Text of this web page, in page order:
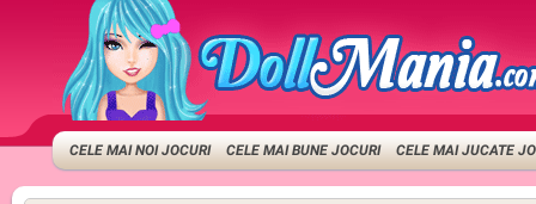
CELE MAI NOI JOCURI CELE MAI BUNE JOCURI CELE MAI JUCATE